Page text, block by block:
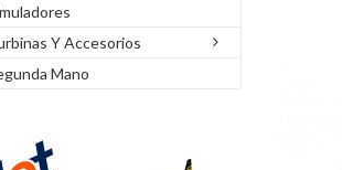
Y Accesorios
Mano